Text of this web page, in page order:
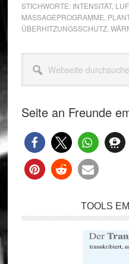
STICHWORTE: INTENSITÄT,
MASSAGEPROGRAMME
ÜBERHITZUNGSSCHUTZ,
Seitenspalte
durchsuchen
Seite an Freunde
TOOLS